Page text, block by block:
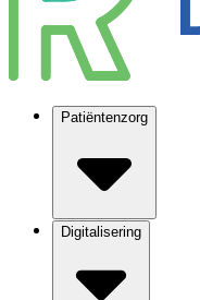
Patiëntenzorg
Digitalisering